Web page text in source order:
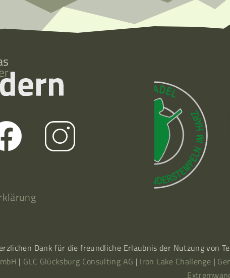
Dank für die freundliche Erlaubnis der Nutzung von
| GLC Glücksburg Consulting AG | Iron Lake Challenge |